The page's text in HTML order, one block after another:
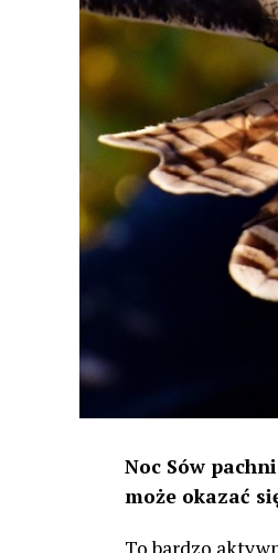
Noc Sów
może okazać
To bardzo